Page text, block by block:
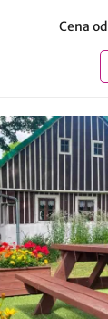
Cena od